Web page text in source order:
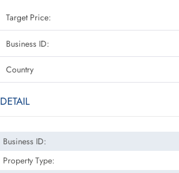
Target Price:
Business ID:
Country
DETAIL
Business ID:
Property Type: